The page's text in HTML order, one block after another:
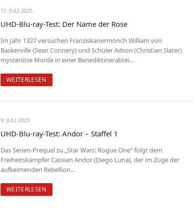
11. JULI 2025
UHD-Blu-ray-Test: Der Name der Rose
Im Jahr 1327 versuchen Franziskanermönch William von
Baskerville (Sean Connery) und Schüler Adson (Christian Slater)
mysteriöse Morde in einer Benediktinerabtei…
WEITERLESEN
9. JULI 2025
UHD-Blu-ray-Test: Andor – Staffel 1
Das Serien-Prequel zu „Star Wars: Rogue One“ folgt dem
Freiheitskämpfer Cassian Andor (Diego Luna), der im Zuge der
aufkeimenden Rebellion…
WEITERLESEN